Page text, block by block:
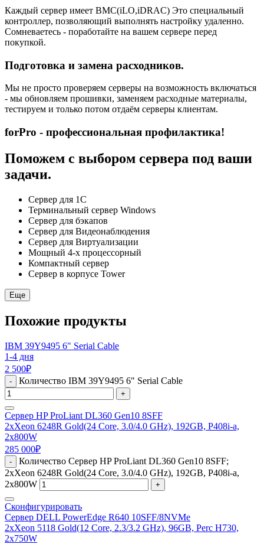
Каждый сервер имеет BMC(iLO,iDRAC) Это специальный
контроллер, позволяющий выполнять настройку удаленно.
Сомневаетесь - поработайте на вашем сервере перед
покупкой.
Подготовка и замена расходников.
Мы не просто проверяем серверы на возможность включаться
- мы обновляем прошивки, заменяем расходные материалы,
тестируем и только потом отдаём серверы клиентам.
forPro - профессиональная профилактика!
Поможем с выбором сервера под ваши
задачи.
Сервер для 1С
Терминальный сервер Windows
Сервер для бэкапов
Сервер для Видеонаблюдения
Сервер для Виртуализации
Мощный 4-х процессорный
Компактный сервер
Сервер в корпусе Tower
Еще
Похожие продукты
IBM 39Y9495 6" Serial Cable
1-4 дня
2 500₽
- Количество IBM 39Y9495 6" Serial Cable
+
Сервер HP ProLiant DL360 Gen10 8SFF
2xXeon 6248R Gold(24 Core, 3.0/4.0 GHz), 192GB, P408i-a,
2x800W
285 000₽
-
Количество Сервер HP ProLiant DL360 Gen10 8SFF;
2xXeon 6248R Gold(24 Core, 3.0/4.0 GHz), 192GB, P408i-a,
2x800W
+
Сконфигурировать
Сервер DELL PowerEdge R640 10SFF/8NVMe
2xXeon 5118 Gold(12 Core, 2.3/3.2 GHz), 96GB, Perc H730,
2x750W